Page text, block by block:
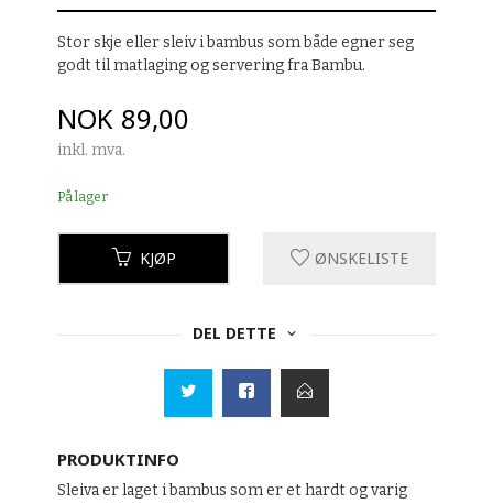
Stor skje eller sleiv i bambus som både egner seg
godt til matlaging og servering fra Bambu.
Pris
NOK 89,00
inkl. mva.
På lager
KJØP ØNSKELISTE
DEL DETTE
PRODUKTINFO
Sleiva er laget i bambus som er et hardt og varig